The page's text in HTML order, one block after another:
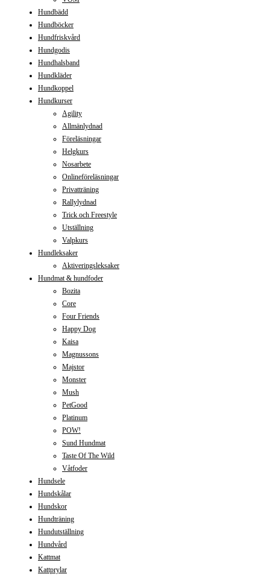
Hundbädd
Hundböcker
Hundfriskvård
Hundgodis
Hundhalsband
Hundkläder
Hundkoppel
Hundkurser
Agility
Allmänlydnad
Föreläsningar
Helgkurs
Nosarbete
Onlineföreläsningar
Privatträning
Rallylydnad
Trick och Freestyle
Utställning
Valpkurs
Hundleksaker
Aktiveringsleksaker
Hundmat & hundfoder
Bozita
Core
Four Friends
Happy Dog
Kaisa
Magnussons
Majstor
Monster
Mush
PetGood
Platinum
POW!
Sund Hundmat
Taste Of The Wild
Våtfoder
Hundsele
Hundskålar
Hundskor
Hundträning
Hundutställning
Hundvård
Kattmat
Kattprylar